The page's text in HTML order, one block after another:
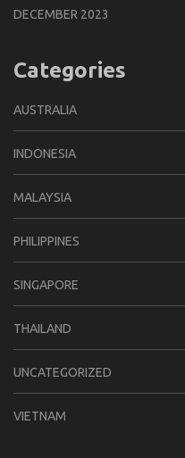
DECEMBER 2023
Categories
AUSTRALIA
INDONESIA
MALAYSIA
PHILIPPINES
SINGAPORE
THAILAND
UNCATEGORIZED
VIETNAM